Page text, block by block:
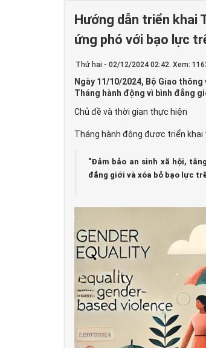
Hướng dẫn triển khai
ứng phó với bạo lực
Thứ hai - 02/12/2024 02:42. Xem:
Ngày 11/10/2024, Bộ Giao
Tháng hành động vì bình đẳng
Chủ đề và thời gian thực hiện
Tháng hành động được triển khai
"Đảm bảo an sinh xã hội,
đẳng giới và xóa bỏ bạo lực